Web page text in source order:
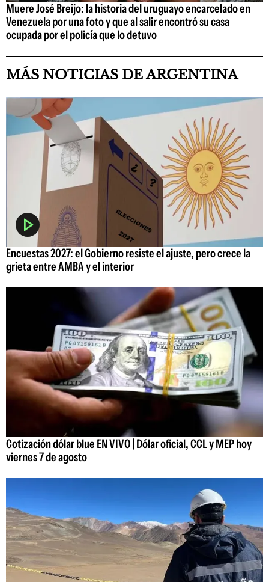
Muere José Breijo: la historia del uruguayo encarcelado en
Venezuela por una foto y que al salir encontró su casa
ocupada por el policía que lo detuvo
MÁS NOTICIAS DE ARGENTINA
Encuestas 2027: el Gobierno resiste el ajuste, pero crece la
grieta entre AMBA y el interior
Cotización dólar blue EN VIVO | Dólar oficial, CCL y MEP hoy
viernes 7 de agosto